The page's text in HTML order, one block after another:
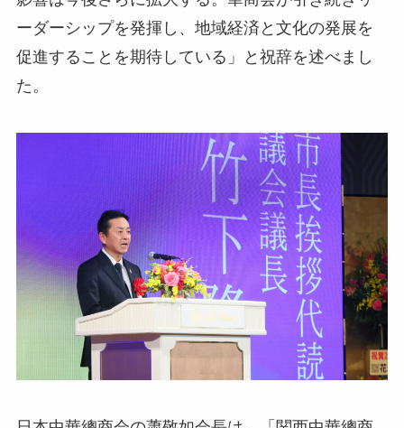
ーダーシップを発揮し、地域経済と文化の発展を
促進することを期待している」と祝辞を述べまし
た。